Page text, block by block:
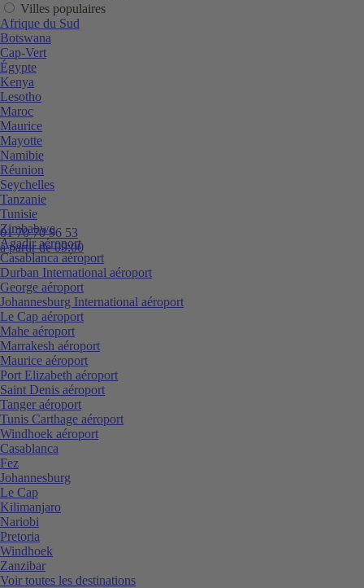
01 70 70 96 53
à partir de 09:00
Villes populaires
Afrique du Sud
Botswana
Cap-Vert
Égypte
Kenya
Lesotho
Maroc
Maurice
Mayotte
Namibie
Réunion
Seychelles
Tanzanie
Tunisie
Zimbabwe
Agadir aéroport
Casablanca aéroport
Durban International aéroport
George aéroport
Johannesburg International aéroport
Le Cap aéroport
Mahe aéroport
Marrakesh aéroport
Maurice aéroport
Port Elizabeth aéroport
Saint Denis aéroport
Tanger aéroport
Tunis Carthage aéroport
Windhoek aéroport
Casablanca
Fez
Johannesburg
Le Cap
Kilimanjaro
Nariobi
Pretoria
Windhoek
Zanzibar
Voir toutes les destinations